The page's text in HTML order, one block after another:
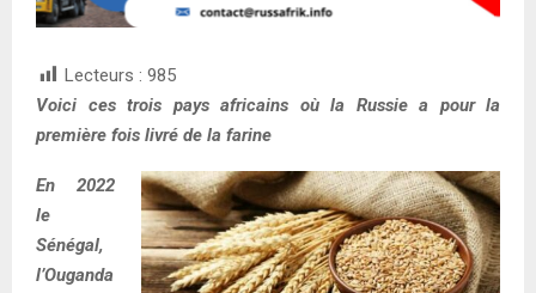
Lecteurs : 985
Voici ces trois pays africains où la Russie a pour la
première fois livré de la farine
En 2022
le
Sénégal,
l’Ouganda